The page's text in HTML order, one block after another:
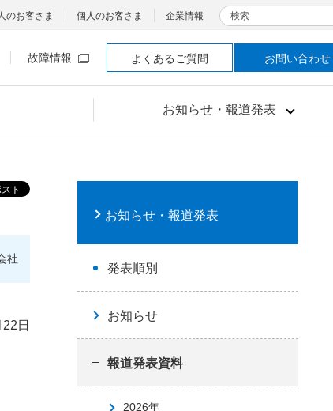
お知らせ・報道発表
のお客さま 個人のお客さま 企業情報 検索
故障情報 よくあるご質問 お問い合わせ
社
日
お知らせ・報道発表
発表順別
お知らせ
報道発表資料
2026年